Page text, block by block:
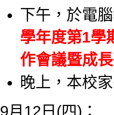
下午，於電
學年度第1學
作會議暨成
晚上，本校
9月12日(四)：